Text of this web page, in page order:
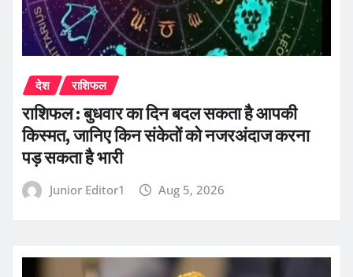
देश राशिफल
राशिफल : बुधवार का दिन बदल सकता है आपकी
किस्मत, जानिए किन संकेतों को नजरअंदाज करना
पड़ सकता है भारी
Junior Editor1 Aug 5, 2026